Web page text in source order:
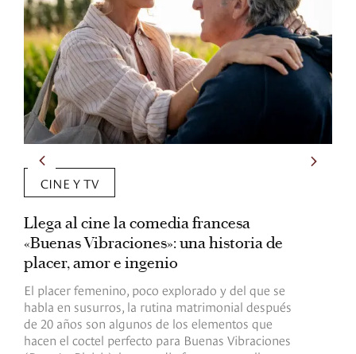
CINE Y TV
Llega al cine la comedia francesa
«Buenas Vibraciones»: una historia de
placer, amor e ingenio
El placer femenino, poco explorado y del que se
habla en susurros, la rutina matrimonial después
de 20 años son algunos de los elementos que
hacen el coctel perfecto para Buenas Vibraciones